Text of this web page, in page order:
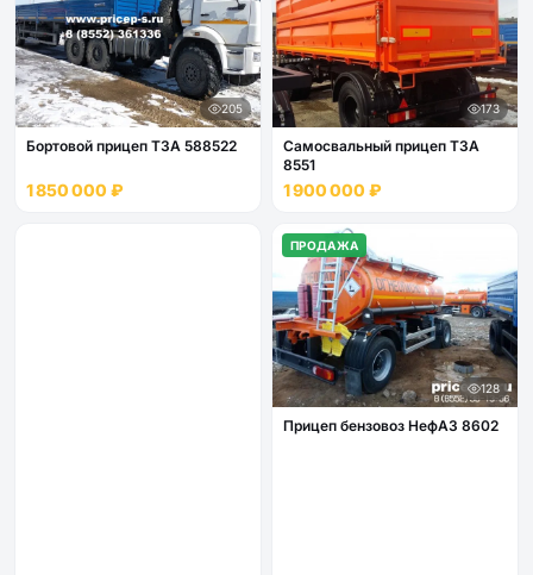
205
Бортовой прицеп ТЗА 588522
1 850 000 ₽
173
Самосвальный прицеп ТЗА
8551
1 900 000 ₽
ПРОДАЖА
128
Прицеп бензовоз НефАЗ 8602